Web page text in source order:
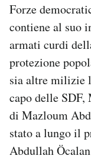
Forze
contiene al suo
armati curdi
protezione
sia altre milizie
capo delle SDF,
di Mazloum
stato a lungo il
Abdullah